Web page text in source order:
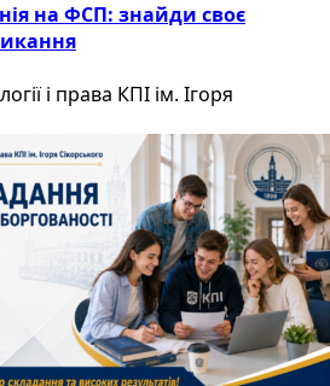
на ФСП: знайди своє
і права КПІ ім. Ігоря